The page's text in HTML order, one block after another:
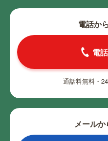
電話か
電
通話料無料・
メール